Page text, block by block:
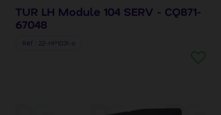
TUR LH Module 104 SERV - CQ871-
67048
Réf 22-HP1031-o